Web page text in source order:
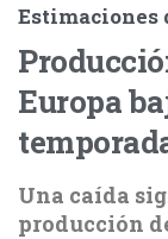
Estimaciones
Europa
Una caída
producción